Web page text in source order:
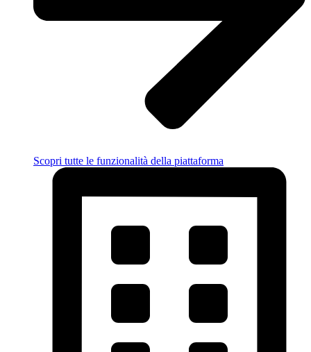
Scopri tutte le funzionalità della piattaforma